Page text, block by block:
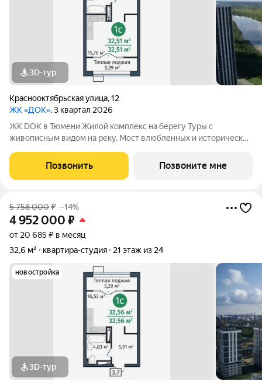
3D-тур
Краснооктябрьская улица,12
ЖК «ДОК», 3 квартал 2026
ЖК DOK в Тюмени Жилой комплекс на берегу Туры с
живописным видом на реку, Мост влюбленных и исторический
принципиально новой организацией общественных зон. Три
лепестка здания сходятся в большое
Позвонить Позвоните мне
5 758 000₽ –14%
4 952 000 ₽
от 20 685 ₽ в месяц
32,6 м²
квартира-студия 21 этаж из 24
новостройка
3D-тур